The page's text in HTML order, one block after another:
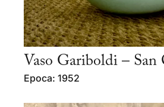
Vaso Gariboldi – San
Epoca: 1952